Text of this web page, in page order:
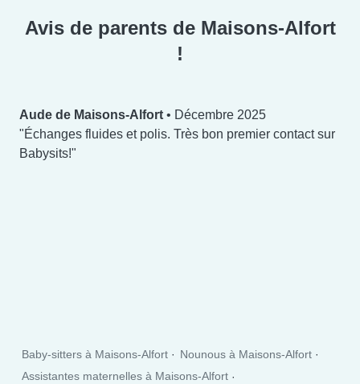
Avis de parents de Maisons-Alfort
!
Aude de Maisons-Alfort • Décembre 2025
Échanges fluides et polis. Très bon premier contact sur
Babysits!
Baby-sitters à Maisons-Alfort
Nounous à Maisons-Alfort
Assistantes maternelles à Maisons-Alfort